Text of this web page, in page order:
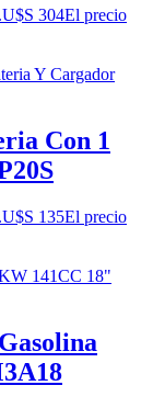
U$S 304El precio
Con 1
U$S 135El precio